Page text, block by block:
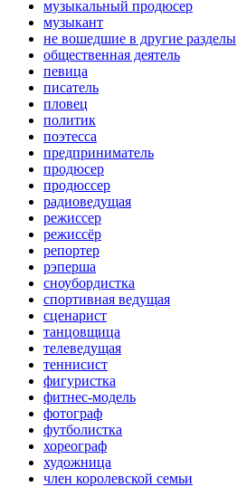
музыкальный продюсер
музыкант
не вошедшие в другие разделы
общественная деятель
певица
писатель
пловец
политик
поэтесса
предприниматель
продюсер
продюссер
радиоведущая
режиссер
режиссёр
репортер
рэперша
сноубордистка
спортивная ведущая
сценарист
танцовщица
телеведущая
теннисист
фигуристка
фитнес-модель
фотограф
футболистка
хореограф
художница
член королевской семьи